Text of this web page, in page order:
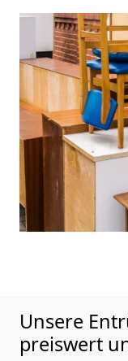
Unsere
preiswert